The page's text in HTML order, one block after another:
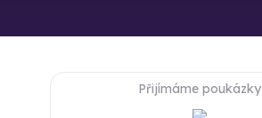
Přijímáme poukázky